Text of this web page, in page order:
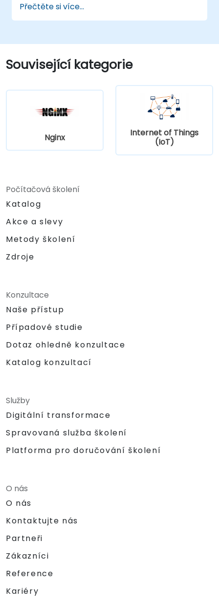
učení na mikrokontroléry s nízkou
spotřebou energie.
detekci anomálií pomocí TinyML.
Optimalizovat modely TinyML tak, aby
využívaly energii a paměť co
Přečtěte si více...
Související kategorie
Nginx
Internet of Things
(IoT)
Počítačová školení
Katalog
Akce a slevy
Metody školení
Zdroje
Konzultace
Naše přístup
Případové studie
Dotaz ohledně konzultace
Katalog konzultací
Služby
Digitální transformace
Spravovaná služba školení
Platforma pro doručování školení
O nás
O nás
Kontaktujte nás
Partneři
Zákazníci
Reference
Kariéry